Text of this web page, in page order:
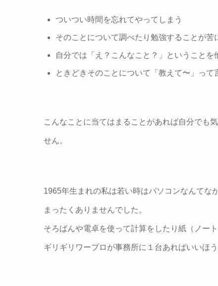
ついつい時間を忘れてやってしまう
そのことについて調べたり勉強することが苦
自分では「え？こんなこと？」ということ
ときどきそのことについて「教えて〜」って
こんなことに当てはまることがあれば自分でも
せん。
1965年生まれの私は若い時はパソコンなんてな
まったくありませんでした。
そろばんや電卓を使って計算をしたり紙（ノー
ギリギリワープロが事務所に１台あればいいほう